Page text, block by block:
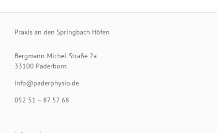
Praxis an den Springbach Höfen
Bergmann-Michel-Straße 2a
33100 Paderborn
info@paderphysio.de
052 51 – 87 57 68